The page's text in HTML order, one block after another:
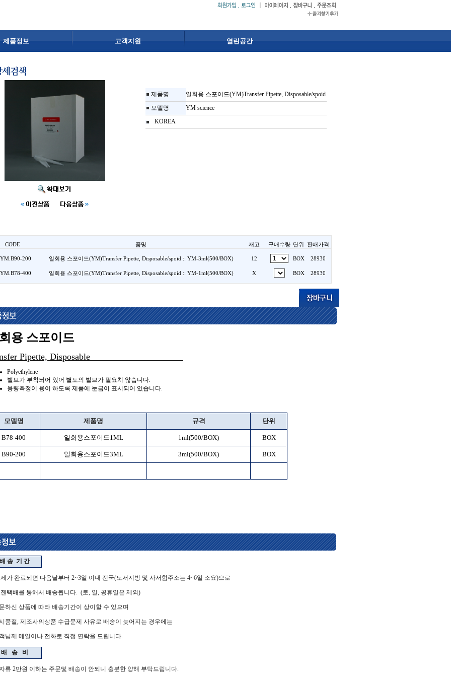
제품정보 고객지원 열린공간
제품명
일회용 스포이드(YM)Transfer Pipette, Disposable/spoid
모델명
YM science
KOREA
CODE 품명 재고 구매수량 단위 판매가격
YM.B90-200 일회용 스포이드(YM)Transfer Pipette, Disposable/spoid :: YM-3ml(500/BOX) 12 BOX 28930
YM.B78-400 일회용 스포이드(YM)Transfer Pipette, Disposable/spoid :: YM-1ml(500/BOX) X BOX 28930
용 스포이드
Pipette, Disposable
Polyethylene
벌브가 부착되어 있어 별도의 벌브가 필요치 않습니다.
용량측정이 용이 하도록 제품에 눈금이 표시되어 있습니다.
모델명 제품명 규격 단위
B78-400 일회용스포이드1ML 1ml(500/BOX) BOX
B90-200 일회용스포이드3ML 3ml(500/BOX) BOX
송 기 간
가 완료되면 다음날부터 2~3일 이내 전국(도서지방 및 사서함주소는 4~6일 소요)으로
배를 통해서 배송됩니다. (토, 일, 공휴일은 제외)
하신 상품에 따라 배송기간이 상이할 수 있으며
절, 제조사의상품 수급문제 사유로 배송이 늦어지는 경우에는
께 메일이나 전화로 직접 연락을 드립니다.
배 송 비
류 2만원 이하는 주문및 배송이 안되니 충분한 양해 부탁드립니다.